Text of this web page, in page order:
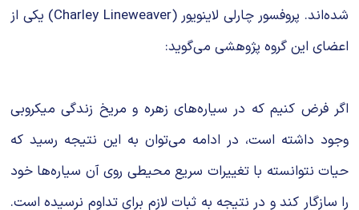
شده‌اند. پروفسور چارلی لاینویور (Charley Lineweaver) یکی از
اعضای این گروه پژوهشی می‌گوید:
اگر فرض کنیم که در سیاره‌های زهره و مریخ زندگی میکروبی
وجود داشته است، در ادامه می‌توان به این نتیجه رسید که
حیات نتوانسته با تغییرات سریع محیطی روی آن سیاره‌ها خود
را سازگار کند و در نتیجه به ثبات لازم برای تداوم نرسیده است.